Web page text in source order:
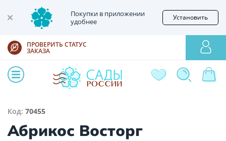
Покупки в приложении
удобнее
Установить
ПРОВЕРИТЬ СТАТУС
ЗАКАЗА
Код: 70455
Абрикос Восторг